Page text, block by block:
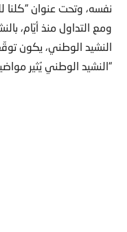
نفسه، وتحت عنوان “كلنا
ومع التداول منذ أيّام،
النشيد الوطني، يكون
“النشيد الوطني يُثير